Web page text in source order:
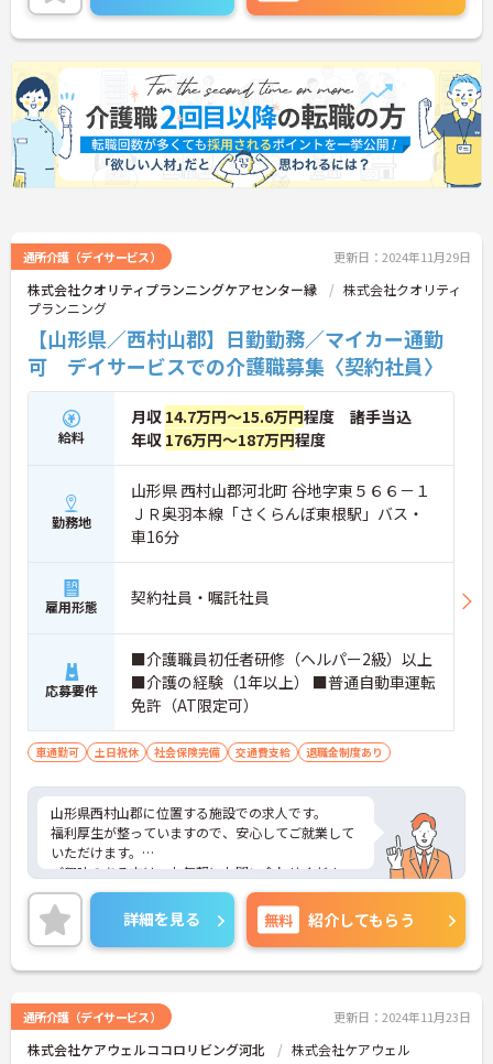
通所介護（デイサービス） 更新日：2024年11月29日
株式会社クオリティプランニングケアセンター縁
株式会社クオリティ
プランニング
【山形県／西村山郡】日勤勤務／マイカー通勤
可 デイサービスでの介護職募集〈契約社員〉
給料
月収 14.7万円～15.6万円程度 諸手当込
年収 176万円～187万円程度
勤務地
山形県 西村山郡河北町 谷地字東５６６－１
ＪＲ奥羽本線「さくらんぼ東根駅」バス・
車16分
雇用形態 契約社員・嘱託社員
応募要件
■介護職員初任者研修（ヘルパー2級）以上
■介護の経験（1年以上） ■普通自動車運転
免許（AT限定可）
車通勤可 土日祝休 社会保険完備 交通費支給 退職金制度あり
山形県西村山郡に位置する施設での求人です。
福利厚生が整っていますので、安心してご就業して
いただけます。
ご興味のある方は、お気軽にお問い合わせくださ
い。
詳細を見る 無料 紹介してもらう
通所介護（デイサービス） 更新日：2024年11月23日
株式会社ケアウェルココロリビング河北 株式会社ケアウェル